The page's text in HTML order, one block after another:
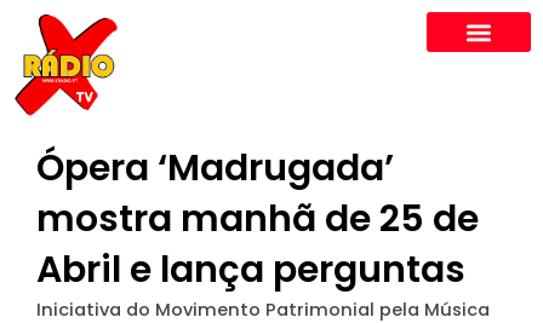
content
Ópera ‘Madrugada’
mostra manhã de 25 de
Abril e lança perguntas
Iniciativa do Movimento Patrimonial pela Música